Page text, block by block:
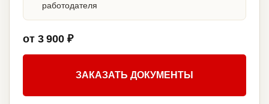
работодателя
от 3 900 ₽
ЗАКАЗАТЬ ДОКУМЕНТЫ